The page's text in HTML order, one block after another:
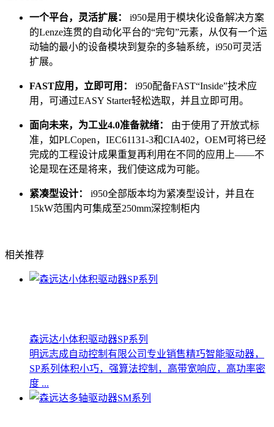
一个平台，灵活扩展：
i950是用于模块化设备解决方案
的Lenze连贯的自动化平台的“完句”元素，从仅有一个运
动轴的最小的设备模块到复杂的多轴系统，i950可灵活
扩展。
FAST应用，立即可用：
i950配备FAST“Inside”技术应
用，可通过EASY Starter轻松选取，并且立即可用。
面向未来，为工业4.0准备就绪：
由于使用了开放式标
准，如PLCopen，IEC61131-3和CIA402，OEM可将已经
完成的工程设计成果重复再利用在不同的应用上——不
论是现在还是将来，我们使这成为可能。
紧凑型设计：
i950全部版本均为紧凑型设计，并且在
15kW范围内可集成至250mm深控制柜内
相关推荐
森远达小体积驱动器SP系列
明远志成自动控制有限公司专业销售精巧智能驱动器，
SP系列体积小巧，强算法控制，高带宽响应，高功率密
度 ...